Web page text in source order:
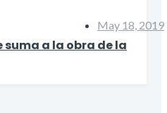
May 18, 2019
suma a la obra de la